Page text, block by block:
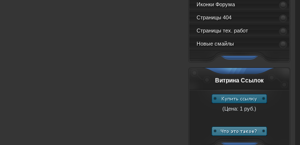
Иконки Форума
Страницы 404
Страницы тех. работ
Новые смайлы
Витрина Ссылок
(Цена: 1 руб.)